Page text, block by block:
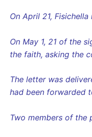
On April 21,
On May 1, 21 of the
the faith, asking the
The letter was
had been forwarded
Two members of the